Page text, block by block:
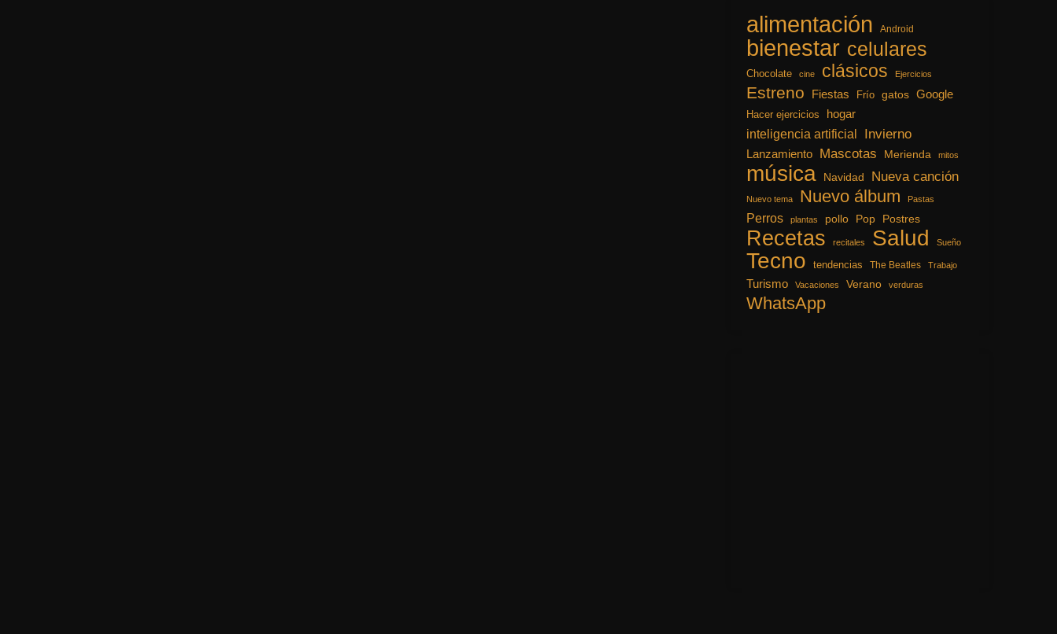
alimentación Android
bienestar celulares
Chocolate cine clásicos Ejercicios
Estreno Fiestas Frío gatos Google
Hacer ejercicios hogar
inteligencia artificial Invierno
Lanzamiento Mascotas Merienda mitos
música Navidad Nueva canción
Nuevo tema Nuevo álbum Pastas
Perros plantas pollo Pop Postres
Recetas recitales Salud Sueño
Tecno tendencias The Beatles Trabajo
Turismo Vacaciones Verano verduras
WhatsApp